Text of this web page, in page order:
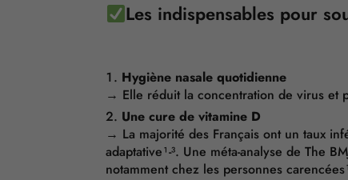
Les indispensables pour
Hygiène nasale quotidienne
→ Elle réduit la concentration de virus et
Une cure de vitamine D
→ La majorité des Français ont un taux
adaptative¹-³. Une méta-analyse de The
notamment chez les personnes